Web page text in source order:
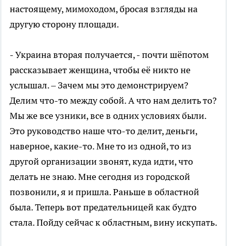
настоящему, мимоходом, бросая взгляды на
другую сторону площади.
- Украина вторая получается, - почти шёпотом
рассказывает женщина, чтобы её никто не
услышал. – Зачем мы это демонстрируем?
Делим что-то между собой. А что нам делить то?
Мы же все узники, все в одних условиях были.
Это руководство наше что-то делит, деньги,
наверное, какие-то. Мне то из одной, то из
другой организации звонят, куда идти, что
делать не знаю. Мне сегодня из городской
позвонили, я и пришла. Раньше в областной
была. Теперь вот предательницей как будто
стала. Пойду сейчас к областным, вину искупать.